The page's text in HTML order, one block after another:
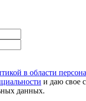
в области
и даю свое
данных.